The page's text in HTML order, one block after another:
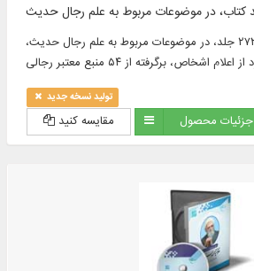
متن کامل ۹۸ کتاب طی ۲۷۳ جلد، در موضوعات مربوط به علم رجال حدیث،
تولید نسخه جدید
مقایسه کنید جزئیات محصول